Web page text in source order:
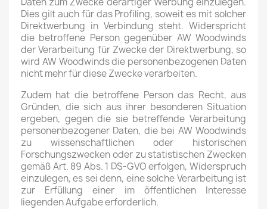
Dies gilt auch für das Profiling, soweit es mit solcher
Direktwerbung in Verbindung steht. Widerspricht
die betroffene Person gegenüber AW Woodwinds
der Verarbeitung für Zwecke der Direktwerbung, so
wird AW Woodwinds die personenbezogenen Daten
nicht mehr für diese Zwecke verarbeiten.
Zudem hat die betroffene Person das Recht, aus
Gründen, die sich aus ihrer besonderen Situation
ergeben, gegen die sie betreffende Verarbeitung
personenbezogener Daten, die bei AW Woodwinds
zu wissenschaftlichen oder historischen
Forschungszwecken oder zu statistischen Zwecken
gemäß Art. 89 Abs. 1 DS-GVO erfolgen, Widerspruch
einzulegen, es sei denn, eine solche Verarbeitung ist
zur Erfüllung einer im öffentlichen Interesse
liegenden Aufgabe erforderlich.